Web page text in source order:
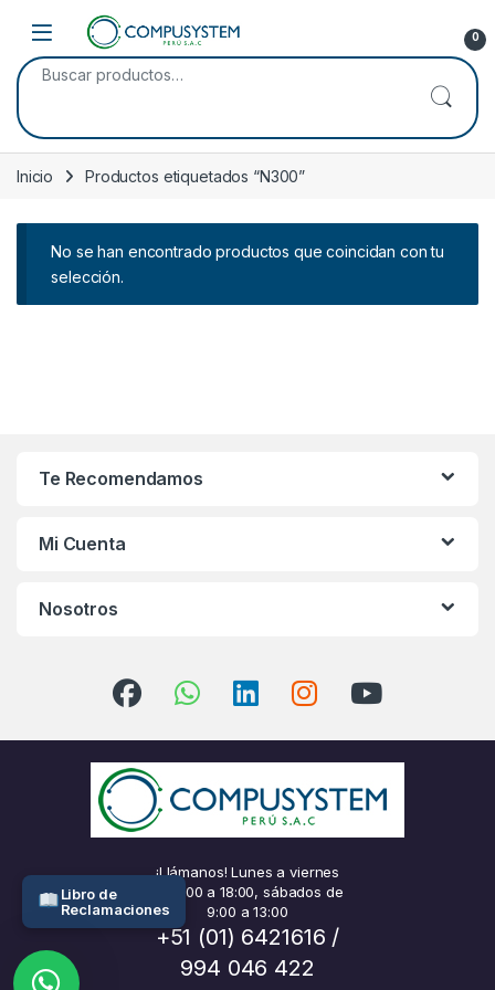
Skip to navigation
Skip to content
Open 0
Buscar por:
Inicio Productos etiquetados “N300”
No se han encontrado productos que coincidan con tu
selección.
Te Recomendamos
Mi Cuenta
Nosotros
¡Llámanos! Lunes a viernes
de 9:00 a 18:00, sábados de
9:00 a 13:00
+51 (01) 6421616 /
994 046 422
Libro de
Reclamaciones